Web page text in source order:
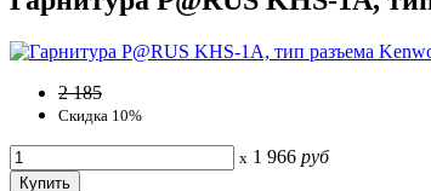
2 185
Скидка 10%
x 1 966 руб